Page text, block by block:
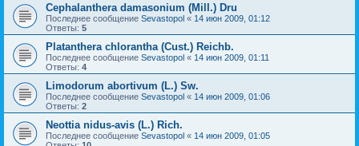
Cephalanthera damasonium (Mill.) Dru
Последнее сообщение Sevastopol « 14 июн 2009, 01:12
Ответы: 5
Platanthera chlorantha (Cust.) Reichb.
Последнее сообщение Sevastopol « 14 июн 2009, 01:11
Ответы: 4
Limodorum abortivum (L.) Sw.
Последнее сообщение Sevastopol « 14 июн 2009, 01:06
Ответы: 2
Neottia nidus-avis (L.) Rich.
Последнее сообщение Sevastopol « 14 июн 2009, 01:05